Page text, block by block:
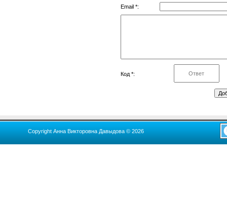
Email *:
Код *:
Copyright Анна Викторовна Давыдова © 2026